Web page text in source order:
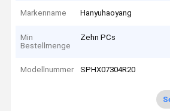
Markenname Hanyuhaoyang
Min
Bestellmenge
Zehn PCs
Modellnummer SPHX07304R20